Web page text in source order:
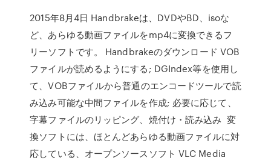
2015年8月4日 Handbrakeは、DVDやBD、isoな
ど、あらゆる動画ファイルをmp4に変換できるフ
リーソフトです。 Handbrakeのダウンロード VOB
ファイルが読めるようにする; DGIndex等を使用し
て、VOBファイルから普通のエンコードツールで読
み込み可能な中間ファイルを作成; 必要に応じて、
字幕ファイルのリッピング、焼付け・読み込み 変
換ソフトには、ほとんどあらゆる動画ファイルに対
応している、オープンソースソフト VLC Media